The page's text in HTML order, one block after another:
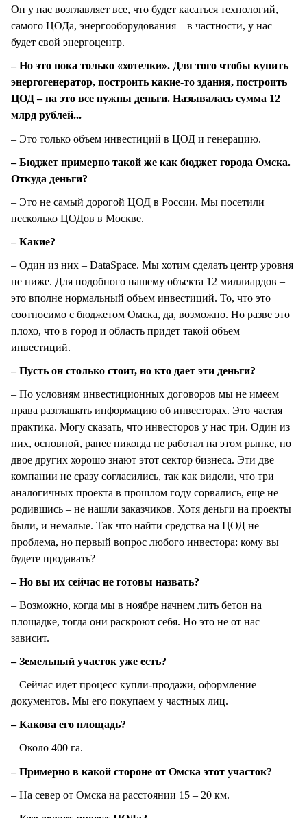
Он у нас возглавляет все, что будет касаться технологий,
самого ЦОДа, энергооборудования – в частности, у нас
будет свой энергоцентр.
– Но это пока только «хотелки». Для того чтобы купить
энергогенератор, построить какие-то здания, построить
ЦОД – на это все нужны деньги. Называлась сумма 12
млрд рублей...
– Это только объем инвестиций в ЦОД и генерацию.
– Бюджет примерно такой же как бюджет города Омска.
Откуда деньги?
– Это не самый дорогой ЦОД в России. Мы посетили
несколько ЦОДов в Москве.
– Какие?
– Один из них – DataSpace. Мы хотим сделать центр уровня
не ниже. Для подобного нашему объекта 12 миллиардов –
это вполне нормальный объем инвестиций. То, что это
соотносимо с бюджетом Омска, да, возможно. Но разве это
плохо, что в город и область придет такой объем
инвестиций.
– Пусть он столько стоит, но кто дает эти деньги?
– По условиям инвестиционных договоров мы не имеем
права разглашать информацию об инвесторах. Это частая
практика. Могу сказать, что инвесторов у нас три. Один из
них, основной, ранее никогда не работал на этом рынке, но
двое других хорошо знают этот сектор бизнеса. Эти две
компании не сразу согласились, так как видели, что три
аналогичных проекта в прошлом году сорвались, еще не
родившись – не нашли заказчиков. Хотя деньги на проекты
были, и немалые. Так что найти средства на ЦОД не
проблема, но первый вопрос любого инвестора: кому вы
будете продавать?
– Но вы их сейчас не готовы назвать?
– Возможно, когда мы в ноябре начнем лить бетон на
площадке, тогда они раскроют себя. Но это не от нас
зависит.
– Земельный участок уже есть?
– Сейчас идет процесс купли-продажи, оформление
документов. Мы его покупаем у частных лиц.
– Какова его площадь?
– Около 400 га.
– Примерно в какой стороне от Омска этот участок?
– На север от Омска на расстоянии 15 – 20 км.